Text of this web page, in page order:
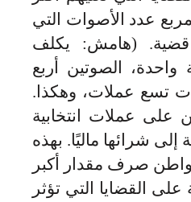
عدد الأصوات التي
(هامش: يكلف
واحدة، الصوتين أربع
تسع عملات، وهكذا.
على عملات انتخابية
إلى شرائها ماليًا. بهذه
صرف مقدار أكبر
على القضايا التي تؤثر